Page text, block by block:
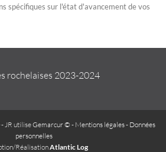
spécifiques sur l'état d'avancement de vos
rochelaises 2023-2024
- JR utiliseGemarcur © - Mentions légales- Données
personnelles
RéalisationAtlantic Log